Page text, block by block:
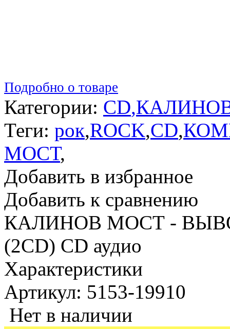
Подробно о товаре
Категории: CD,
Теги: рок,ROCK,CD,
МОСТ,
Добавить в избранное
Добавить к сравнению
КАЛИНОВ МОСТ -
(2CD) CD аудио
Характеристики
Артикул: 5153-19910
Нет в наличии